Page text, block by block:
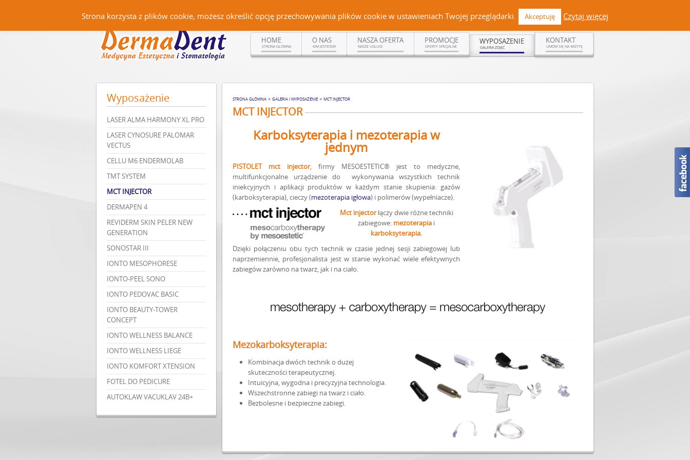
Czerteż 161, 38-500 Sanok | tel. (13) 464 99 92 | kom. +48 502 315 048 | kom. +48 519 108 720 | kontakt@dermadent.pl |
HOME
STRONA GŁÓWNA
O NAS
KIM JESTEŚMY
NASZA OFERTA
NASZE USŁUGI
PROMOCJE
OFERTY SPECJALNE
WYPOSAŻENIE
GALERIA ZDJĘĆ
KONTAKT
UMÓW SIĘ NA WIZYTĘ
STRONA GŁÓWNA » GALERIA I WYPOSAŻENIE » MCT INJECTOR
MCT INJECTOR
Karboksyterapia i mezoterapia w
jednym
PISTOLET mct injector, firmy MESOESTETIC® jest to medyczne,
multifunkcjonalne urządzenie do wykonywania wszystkich technik
iniekcyjnych i aplikacji produktów w każdym stanie skupienia: gazów
(karboksyterapia), cieczy (mezoterapia igłowa) i polimerów (wypełniacze).
Mct injectorłączy dwie różne techniki
zabiegowe: mezoterapia i
karboksyterapia.
Dzięki połączeniu obu tych technik w czasie jednej sesji zabiegowej lub
naprzemiennie, profesjonalista jest w stanie wykonać wiele efektywnych
zabiegów zarówno na twarz, jak i na ciało.
Mezokarboksyterapia:
Kombinacja dwóch technik o dużej
skuteczności terapeutycznej.
Intuicyjna, wygodna i precyzyjna technologia.
Wszechstronne zabiegi na twarz i ciało.
Bezbolesne i bezpieczne zabiegi.
Wyposażenie
LASER ALMA HARMONY XL PRO
LASER CYNOSURE PALOMAR
VECTUS
CELLU M6 ENDERMOLAB
TMT SYSTEM
MCT INJECTOR
DERMAPEN 4
REVIDERM SKIN PELER NEW
GENERATION
SONOSTAR III
IONTO MESOPHORESE
IONTO-PEEL SONO
IONTO PEDOVAC BASIC
IONTO BEAUTY-TOWER
CONCEPT
IONTO WELLNESS BALANCE
IONTO WELLNESS LIEGE
IONTO KOMFORT XTENSION
FOTEL DO PEDICURE
AUTOKLAW VACUKLAV 24B+
Strona korzysta z plików cookie, możesz określić opcję przechowywania plików cookie w ustawieniach Twojej przeglądarki. Akceptuję Czytaj więcej